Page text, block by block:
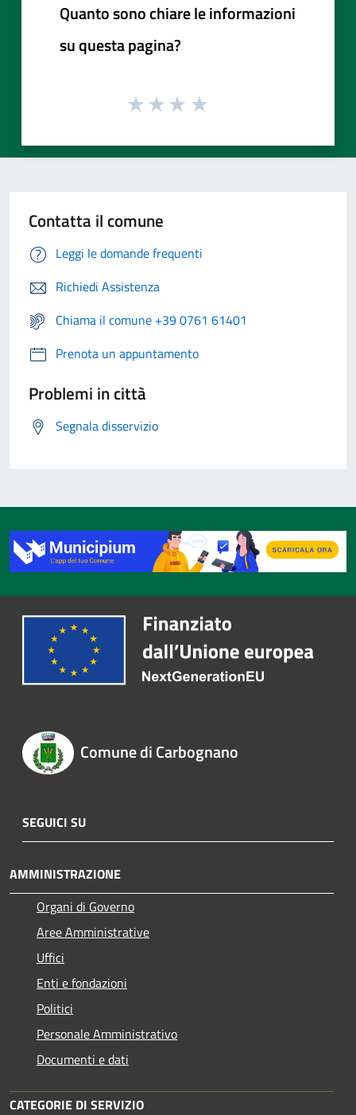
Quanto sono chiare le informazioni
su questa pagina?
Contatta il comune
Leggi le domande frequenti
Richiedi Assistenza
Chiama il comune +39 0761 61401
Prenota un appuntamento
Problemi in città
Segnala disservizio
Comune di Carbognano
SEGUICI SU
AMMINISTRAZIONE
Organi di Governo
Aree Amministrative
Uffici
Enti e fondazioni
Politici
Personale Amministrativo
Documenti e dati
CATEGORIE DI SERVIZIO